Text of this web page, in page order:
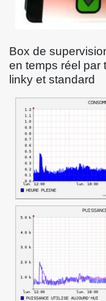
Box de
en temps réel par
linky et standard